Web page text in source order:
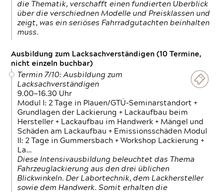
die Thematik, verschafft einen fundierten Überblick
über die verschiednen Modelle und Preisklassen und
zeigt, was ein seriöses Fahrradgutachten beinhalten
muss.
Ausbildung zum Lacksachverständigen (10 Termine,
nicht einzeln buchbar)
Termin 7/10: Ausbildung zum
Lacksachverständigen
9.00—16.30 Uhr
Modul I: 2 Tage in Plauen/GTÜ-Seminarstandort +
Grundlagen der Lackierung + Lackaufbau beim
Hersteller + Lackaufbau im Handwerk + Mängel und
Schäden am Lackaufbau + Emissionsschäden Modul
II: 2 Tage in Gummersbach + Workshop Lackierung +
La…
Diese Intensivausbildung beleuchtet das Thema
Fahrzeuglackierung aus den drei üblichen
Blickwinkeln. Der Labortechnik, dem Lackhersteller
sowie dem Handwerk. Somit erhalten die